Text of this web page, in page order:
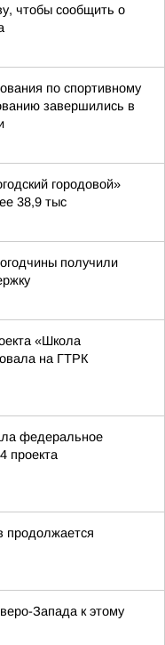
чтобы сообщить о
по спортивному
завершились в
городовой»
38,9 тыс
получили
«Школа
на ГТРК
федеральное
проекта
продолжается
Запада к этому